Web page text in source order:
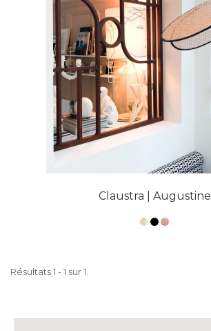
Claustra | Augustine
Résultats 1 - 1 sur 1.